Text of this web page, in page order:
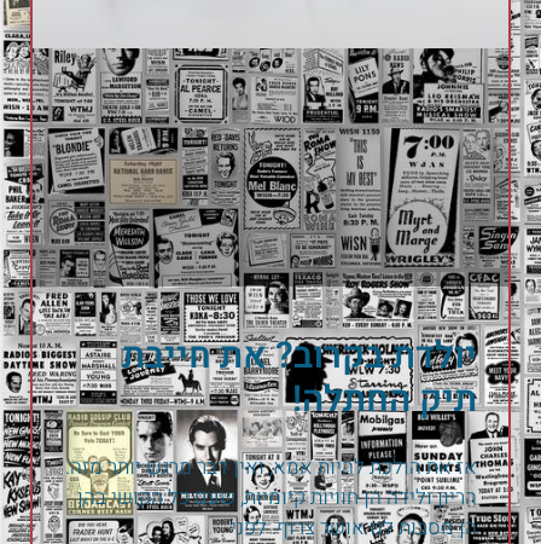
יולדת בקרוב? את חייבת
תיק החתלה!
אז את הולכת להיות אמא, ואין דבר מרגש יותר מזה.
הריון ולידה הן חוויות קיומיות, שעם כל הקושי בהן
הן מסבות לנו אושר צרוף. לפני